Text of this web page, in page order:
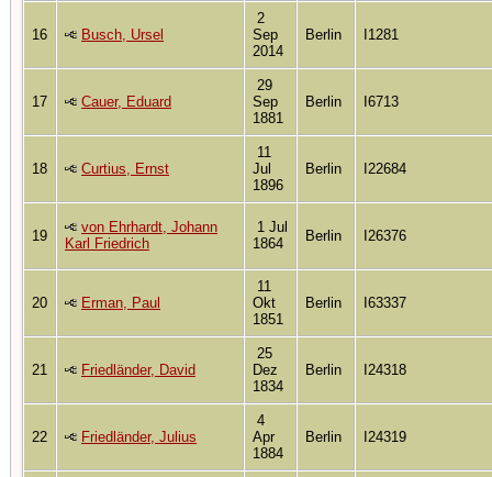
16 Busch, Ursel
2
Sep
2014
Berlin I1281
17 Cauer, Eduard
29
Sep
1881
Berlin I6713
18 Curtius, Ernst
11
Jul
1896
Berlin I22684
19
von Ehrhardt, Johann
Karl Friedrich
1 Jul
1864
Berlin I26376
20 Erman, Paul
11
Okt
1851
Berlin I63337
21 Friedländer, David
25
Dez
1834
Berlin I24318
22 Friedländer, Julius
4
Apr
1884
Berlin I24319